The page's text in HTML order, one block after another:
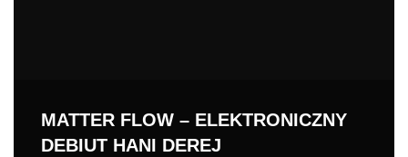
MATTER FLOW – ELEKTRONICZNY
DEBIUT HANI DEREJ